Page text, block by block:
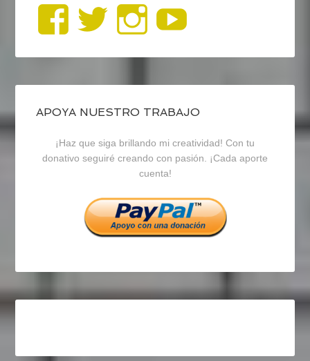
Ver
perfil
de
blogrecursosep
en
Facebook
Ver
perfil
de
recursosep
en
Twitter
Ver
perfil
de
recursosep
en
Instagram
APOYA NUESTRO TRABAJO
¡Haz que siga brillando mi creatividad! Con tu
donativo seguiré creando con pasión. ¡Cada aporte
cuenta!